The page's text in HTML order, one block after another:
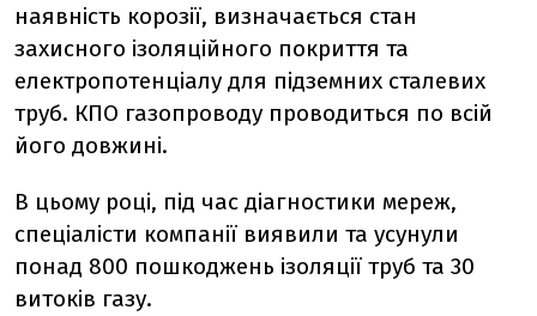
наявність корозії, визначається стан
захисного ізоляційного покриття та
електропотенціалу для підземних сталевих
труб. КПО газопроводу проводиться по всій
його довжині.
В цьому році, під час діагностики мереж,
спеціалісти компанії виявили та усунули
понад 800 пошкоджень ізоляції труб та 30
витоків газу.